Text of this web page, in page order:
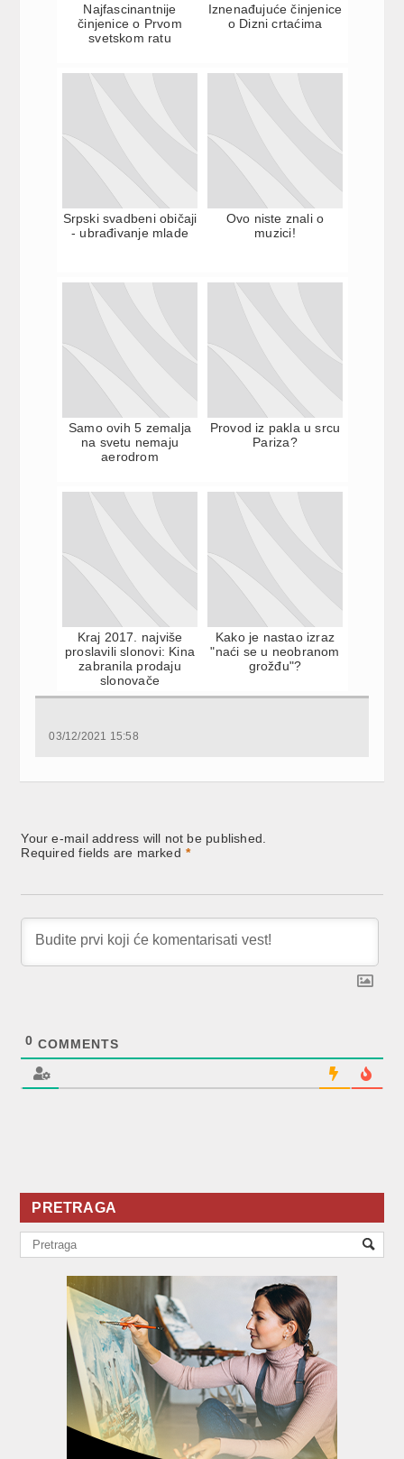
Najfascinantnije
činjenice o Prvom
svetskom ratu
Iznenađujuće činjenice
o Dizni crtaćima
Srpski svadbeni običaji
- ubrađivanje mlade
Ovo niste znali o
muzici!
Samo ovih 5 zemalja
na svetu nemaju
aerodrom
Provod iz pakla u srcu
Pariza?
Kraj 2017. najviše
proslavili slonovi: Kina
zabranila prodaju
slonovače
Kako je nastao izraz
"naći se u neobranom
grožđu"?
03/12/2021 15:58
Your e-mail address will not be published.
Required fields are marked *
0 COMMENTS
PRETRAGA